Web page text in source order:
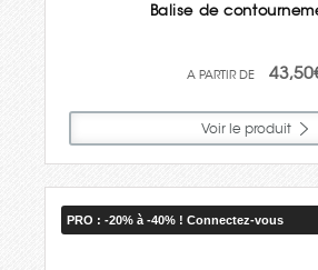
Balise de
Voir le produit
PRO : -20% à -40% ! Connectez-vous